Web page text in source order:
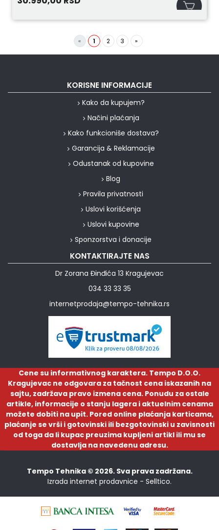
« 1 2 3 »
KORISNE INFORMACIJE
Kako da kupujem?
Načini plaćanja
Kako funkcioniše dostava?
Garancija & Reklamacije
Odustanak od kupovine
Blog
Pravila privatnosti
Uslovi korišćenja
Uslovi kupovine
Sponzorstva i donacije
KONTAKTIRAJTE NAS
Dr Zorana Đinđića 13 Kragujevac
034 33 33 35
internetprodaja@tempo-tehnika.rs
Cene su informativnog karaktera. Tempo D.O.O.
Kragujevac ne odgovara za tačnost cena iskazanih na
sajtu, zadržava pravo izmena cena. Ponudu za ostale
artikle, informacije o stanju lagera i aktuelnim cenama
možete dobiti na upit. Pored online plaćanja karticama,
plaćanje se vrši i gotovinski ili bezgotovinski u zavisnosti
od toga da li kupac preuzima kupljeni artikl ili mu se
dostavlja na navedenu adresu.
Tempo Tehnika © 2026. Sva prava zadržana.
Izrada internet prodavnice - Selltico.